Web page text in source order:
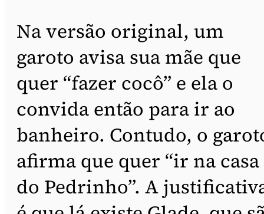
Na versão original, um
garoto avisa sua mãe que
quer “fazer cocô” e ela o
convida então para ir ao
banheiro. Contudo, o
afirma que quer “ir na casa
do Pedrinho”. A